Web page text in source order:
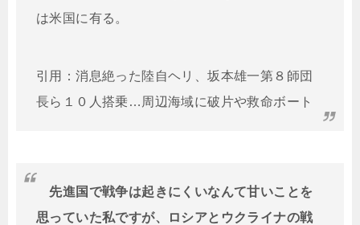
は米国に有る。
引用：消息絶った陸自ヘリ、坂本雄一第８師団
長ら１０人搭乗…周辺海域に破片や救命ボート
先進国で戦争は起きにくいなんて甘いことを
思っていた私ですが、ロシアとウクライナの戦